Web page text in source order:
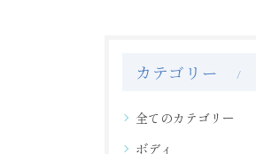
カテゴリー
全てのカテゴリー
ボディ